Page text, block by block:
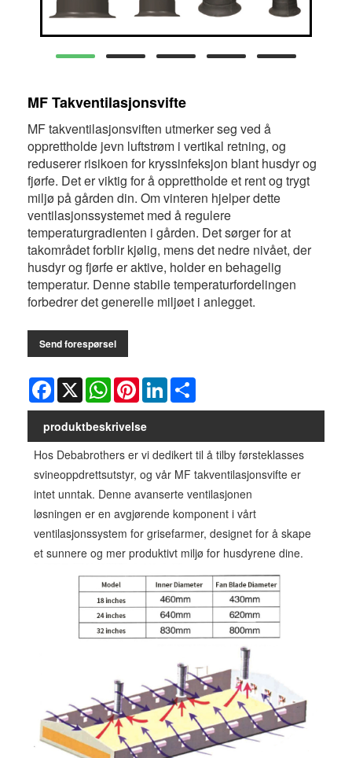
MF Takventilasjonsvifte
MF takventilasjonsviften utmerker seg ved å
opprettholde jevn luftstrøm i vertikal retning, og
reduserer risikoen for kryssinfeksjon blant husdyr og
fjørfe. Det er viktig for å opprettholde et rent og trygt
miljø på gården din. Om vinteren hjelper dette
ventilasjonssystemet med å regulere
temperaturgradienten i gården. Det sørger for at
takområdet forblir kjølig, mens det nedre nivået, der
husdyr og fjørfe er aktive, holder en behagelig
temperatur. Denne stabile temperaturfordelingen
forbedrer det generelle miljøet i anlegget.
Send forespørsel
Facebook
X WhatsAppPinterestLinkedIn
produktbeskrivelse
Hos Debabrothers er vi dedikert til å tilby førsteklasses
svineoppdrettsutstyr, og vår MF takventilasjonsvifte er
intet unntak. Denne avanserte ventilasjonen
løsningen er en avgjørende komponent i vårt
ventilasjonssystem for grisefarmer, designet for å skape
et sunnere og mer produktivt miljø for husdyrene dine.